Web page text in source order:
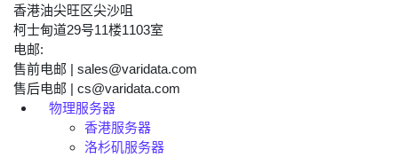
香港油尖旺区尖沙咀
柯士甸道29号11楼1103室
电邮:
售前电邮 | sales@varidata.com
售后电邮 | cs@varidata.com
物理服务器
香港服务器
洛杉矶服务器